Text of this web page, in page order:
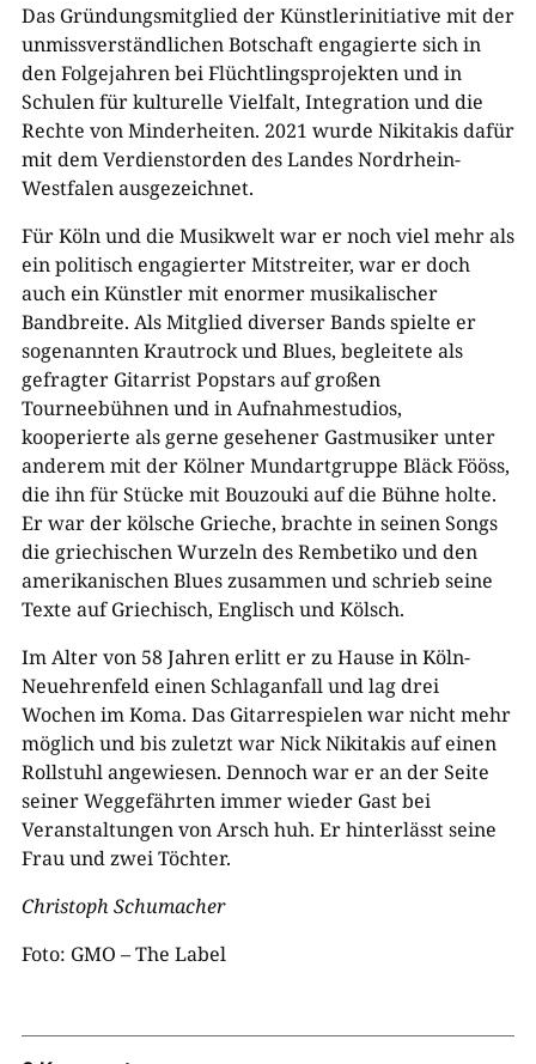
Das Gründungsmitglied der Künstlerinitiative mit der
unmissverständlichen Botschaft engagierte sich in
den Folgejahren bei Flüchtlingsprojekten und in
Schulen für kulturelle Vielfalt, Integration und die
Rechte von Minderheiten. 2021 wurde Nikitakis dafür
mit dem Verdienstorden des Landes Nordrhein-
Westfalen ausgezeichnet.
Für Köln und die Musikwelt war er noch viel mehr als
ein politisch engagierter Mitstreiter, war er doch
auch ein Künstler mit enormer musikalischer
Bandbreite. Als Mitglied diverser Bands spielte er
sogenannten Krautrock und Blues, begleitete als
gefragter Gitarrist Popstars auf großen
Tourneebühnen und in Aufnahmestudios,
kooperierte als gerne gesehener Gastmusiker unter
anderem mit der Kölner Mundartgruppe Bläck Fööss,
die ihn für Stücke mit Bouzouki auf die Bühne holte.
Er war der kölsche Grieche, brachte in seinen Songs
die griechischen Wurzeln des Rembetiko und den
amerikanischen Blues zusammen und schrieb seine
Texte auf Griechisch, Englisch und Kölsch.
Im Alter von 58 Jahren erlitt er zu Hause in Köln-
Neuehrenfeld einen Schlaganfall und lag drei
Wochen im Koma. Das Gitarrespielen war nicht mehr
möglich und bis zuletzt war Nick Nikitakis auf einen
Rollstuhl angewiesen. Dennoch war er an der Seite
seiner Weggefährten immer wieder Gast bei
Veranstaltungen von Arsch huh. Er hinterlässt seine
Frau und zwei Töchter.
Christoph Schumacher
Foto: GMO – The Label